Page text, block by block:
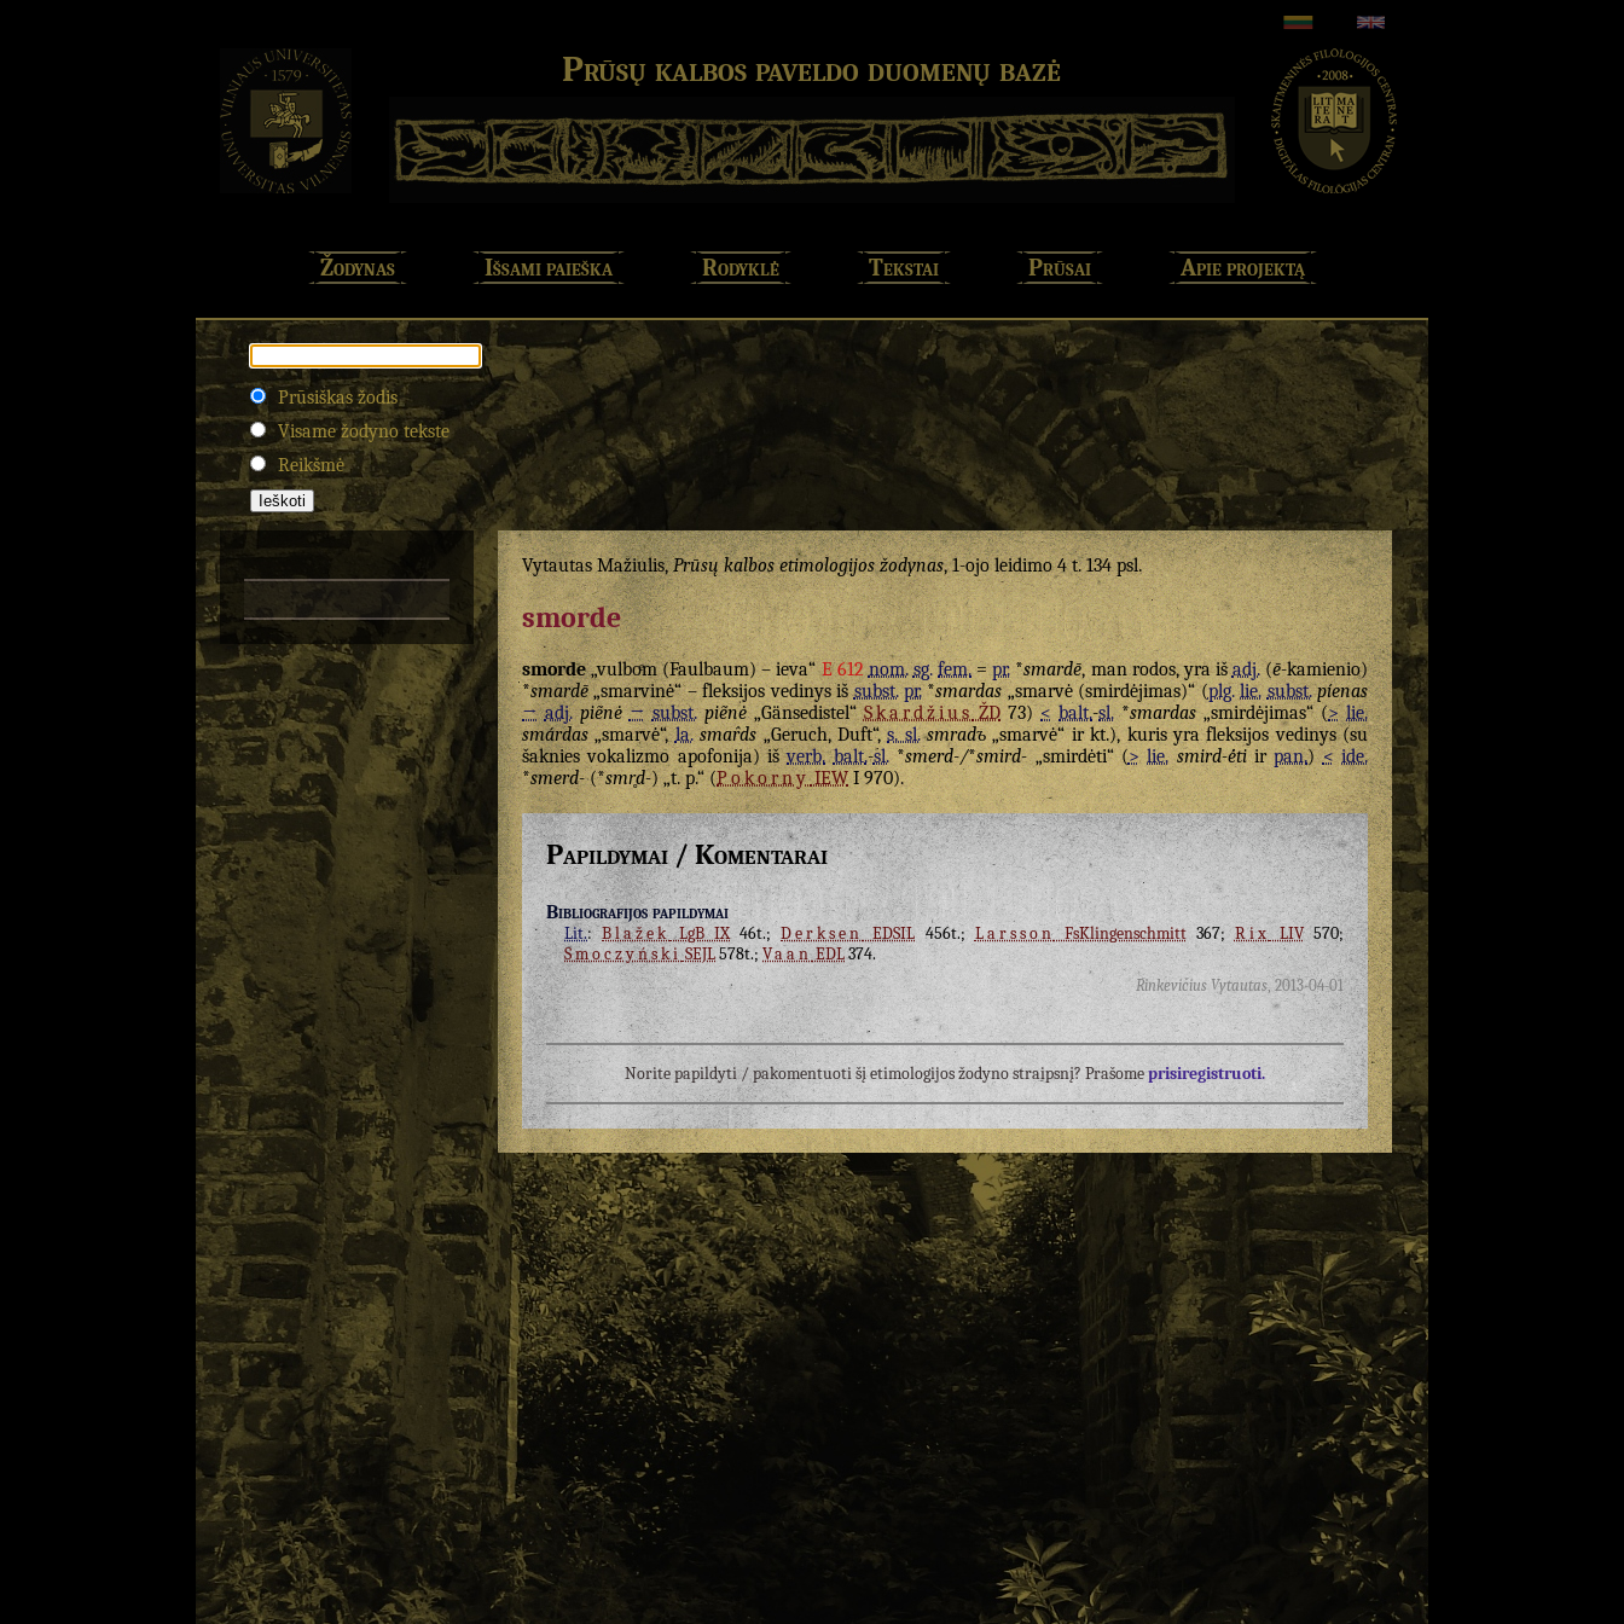
Prūsų kalbos paveldo duomenų bazė
Žodynas Išsami paieška Rodyklė Tekstai Prūsai Apie projektą
Prūsiškas žodis
Visame žodyno tekste
Reikšmė
Vytautas Mažiulis,Prūsų kalbos etimologijos žodynas, 1-ojo leidimo 4 t. 134 psl.
smorde
smorde„vulboͤm (Faulbaum) – ieva“E 612 nom. sg. fem.=pr.*smardē, man rodos, yra išadj.(ē-kamienio)
*smardē„smarvinė“ – fleksijos vedinys išsubst. pr.*smardas„smarvė (smirdėjimas)“ (plg. lie. subst. píenas
→ adj. piẽnė → subst. piẽnė„Gänsedistel“SkardžiusŽD 73)< balt.-sl.*smardas„smirdėjimas“ (> lie.
smárdas„smarvė“,la. smar̂ds„Geruch, Duft“,s. sl. smradъ „smarvė“ ir kt.), kuris yra fleksijos vedinys (su
šaknies vokalizmo apofonija) išverb. balt.-sl.*smerd-/*smird-„smirdėti“ (> lie. smird-ė́tiirpan.)< ide.
*smerd-(*smr̥d-) „t. p.“ (PokornyIEW I 970).
Papildymai / Komentarai
Bibliografijos papildymai
Lit.:BlažekLgB IX46t.;DerksenEDSIL 456t.; LarssonFsKlingenschmitt367;Rix LIV570;
SmoczyńskiSEJL578t.; VaanEDL374.
Rinkevičius Vytautas, 2013-04-01
Norite papildyti / pakomentuoti šį etimologijos žodyno straipsnį? Prašomeprisiregistruoti.